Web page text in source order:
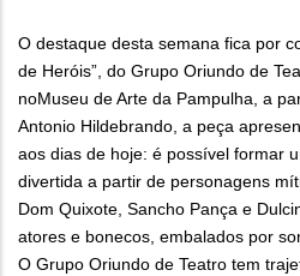
O destaque desta semana fica por
de Heróis”, do Grupo Oriundo de
noMuseu de Arte da Pampulha, a
Antonio Hildebrando, a peça
aos dias de hoje: é possível formar
divertida a partir de personagens
Dom Quixote, Sancho Pança e
atores e bonecos, embalados por
O Grupo Oriundo de Teatro tem